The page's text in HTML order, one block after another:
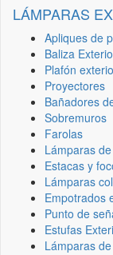
LÁMPARAS
Apliques de
Baliza
Plafón
Proyectores
Bañadores
Sobremuros
Farolas
Lámparas
Estacas y
Lámparas
Empotrados
Punto de
Estufas
Lámparas